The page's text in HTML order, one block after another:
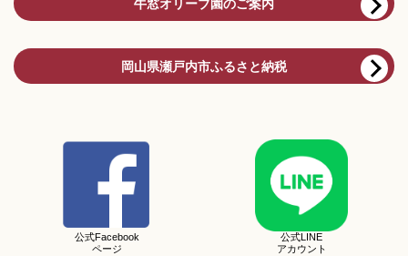
牛窓オリーブ園のご案内
岡山県瀬戸内市ふるさと納税
公式Facebook
ページ
公式LINE
アカウント